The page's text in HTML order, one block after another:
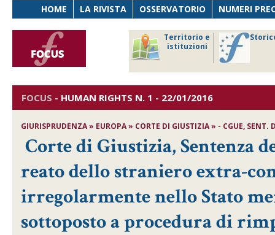
HOME LA RIVISTA OSSERVATORIO NUMERI
Territorio e
istituzioni
FOCUS - HUMAN RIGHTS N. 1 - 22/01/2016
GIURISPRUDENZA » EUROPA » CORTE DI GIUSTIZIA » - CGUE,
Corte di Giustizia, Sentenza
reato dello straniero extra-
irregolarmente nello Stato
sottoposto a procedura di